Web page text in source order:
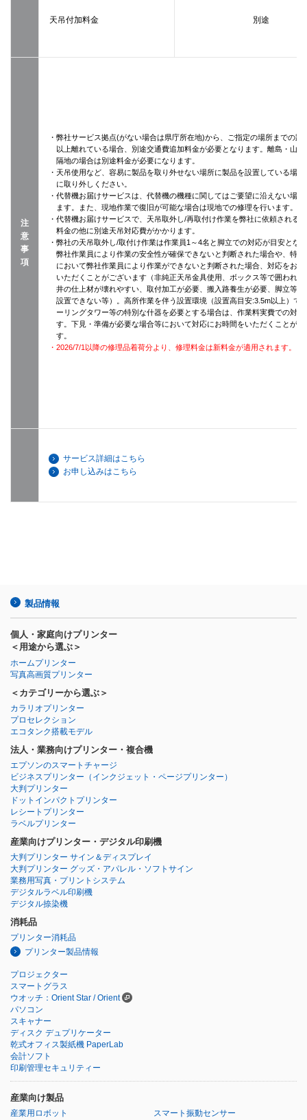
天吊付加料金 別途
注
意
事
項
・弊社サービス拠点(がない場合は県庁所在地)から、ご指定の場所までの距
以上離れている場合、別途交通費追加料金が必要となります。離島・山間
隔地の場合は別途料金が必要になります。
・天吊使用など、容易に製品を取り外せない場所に製品を設置している場合
に取り外しください。
・代替機お届けサービスは、代替機の機種に関してはご要望に沿えない場合
ます。また、現地作業で復旧が可能な場合は現地での修理を行います。
・代替機お届けサービスで、天吊取外し/再取付け作業を弊社に依頼される
料金の他に別途天吊対応費がかかります。
・弊社の天吊取外し/取付け作業は作業員1～4名と脚立での対応が目安とな
弊社作業員により作業の安全性が確保できないと判断された場合や、特殊
において弊社作業員により作業ができないと判断された場合、対応をお断
いただくことがございます（非純正天吊金具使用、ボックス等で囲われて
井の仕上材が壊れやすい、取付加工が必要、搬入路養生が必要、脚立等が
設置できない等）。高所作業を伴う設置環境（設置高目安:3.5m以上）で
ーリングタワー等の特別な什器を必要とする場合は、作業料実費での対応
す。下見・準備が必要な場合等において対応にお時間をいただくことがご
す。
・2026/7/1以降の修理品着荷分より、修理料金は新料金が適用されます。
サービス詳細はこちら
お申し込みはこちら
製品情報
個人・家庭向けプリンター
＜用途から選ぶ＞
ホームプリンター
写真高画質プリンター
＜カテゴリーから選ぶ＞
カラリオプリンター
プロセレクション
エコタンク搭載モデル
法人・業務向けプリンター・複合機
エプソンのスマートチャージ
ビジネスプリンター （インクジェット・ページプリンター）
大判プリンター
ドットインパクトプリンター
レシートプリンター
ラベルプリンター
産業向けプリンター・デジタル印刷機
大判プリンター サイン＆ディスプレイ
大判プリンター グッズ・アパレル・ソフトサイン
業務用写真・プリントシステム
デジタルラベル印刷機
デジタル捺染機
消耗品
プリンター消耗品
プリンター製品情報
プロジェクター
スマートグラス
ウオッチ：Orient Star / Orient
パソコン
スキャナー
ディスク デュプリケーター
乾式オフィス製紙機 PaperLab
会計ソフト
印刷管理セキュリティー
産業向け製品
産業用ロボット スマート振動センサー